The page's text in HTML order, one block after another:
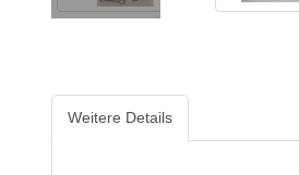
Weitere Details